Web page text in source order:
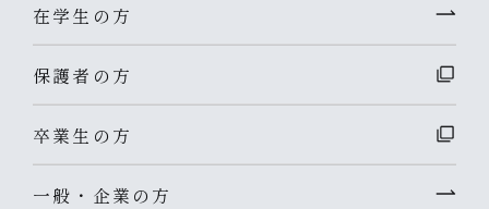
在学生の方
保護者の方
卒業生の方
一般・企業の方